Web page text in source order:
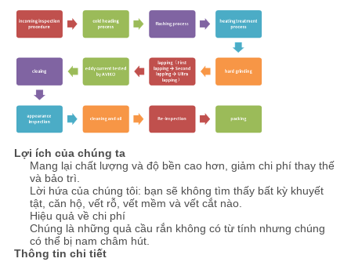
Lợi ích của chúng ta
Mang lại chất lượng và độ bền cao hơn, giảm chi phí thay thế
và bảo trì.
Lời hứa của chúng tôi: bạn sẽ không tìm thấy bất kỳ khuyết
tật, căn hộ, vết rỗ, vết mềm và vết cắt nào.
Hiệu quả về chi phí
Chúng là những quả cầu rắn không có từ tính nhưng chúng
có thể bị nam châm hút.
Thông tin chi tiết